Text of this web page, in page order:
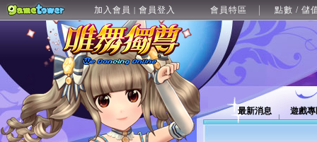
加入會員 | 會員登入 會員特區 點數 / 儲
最新消息 遊戲